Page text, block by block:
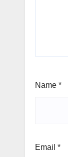
Name *
Email *